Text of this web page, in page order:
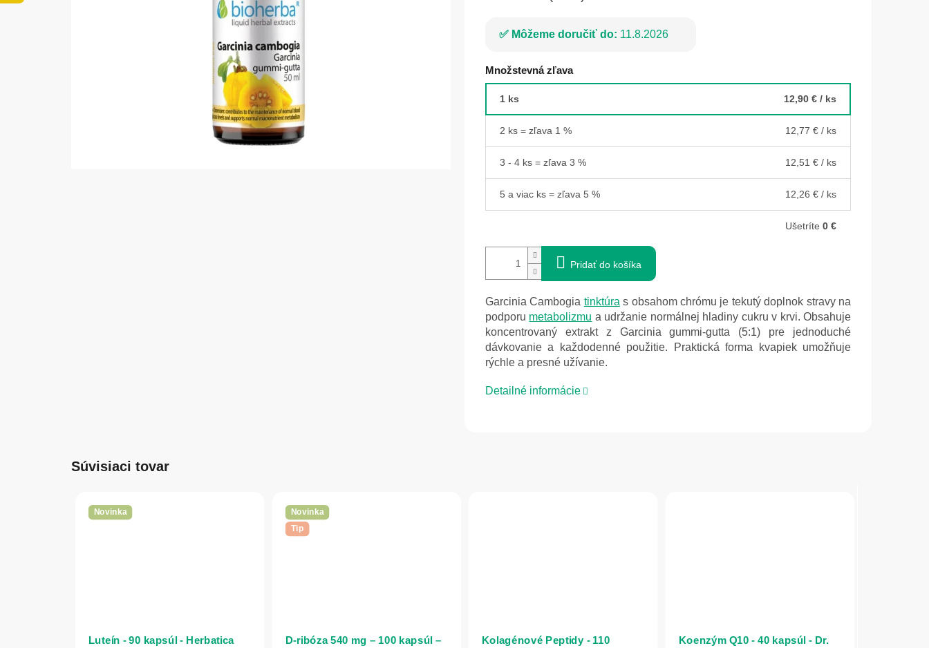
Môžeme doručiť do: 11.8.2026
Množstevná zľava
1 ks 12,90 € / ks
2 ks = zľava 1 % 12,77 € / ks
3 - 4 ks = zľava 3 % 12,51 € / ks
5 a viac ks = zľava 5 % 12,26 € / ks
Ušetríte 0 €
Pridať do košíka
Garcinia Cambogia tinktúra s obsahom chrómu je tekutý doplnok stravy na
podporu metabolizmu a udržanie normálnej hladiny cukru v krvi. Obsahuje
koncentrovaný extrakt z Garcinia gummi-gutta (5:1) pre jednoduché
dávkovanie a každodenné použitie. Praktická forma kvapiek umožňuje
rýchle a presné užívanie.
Detailné informácie
Súvisiaci tovar
Novinka
Luteín - 90 kapsúl - Herbatica
Novinka
Tip
D-ribóza 540 mg – 100 kapsúl –
Kolagénové Peptidy - 110
Koenzým Q10 - 40 kapsúl - Dr.